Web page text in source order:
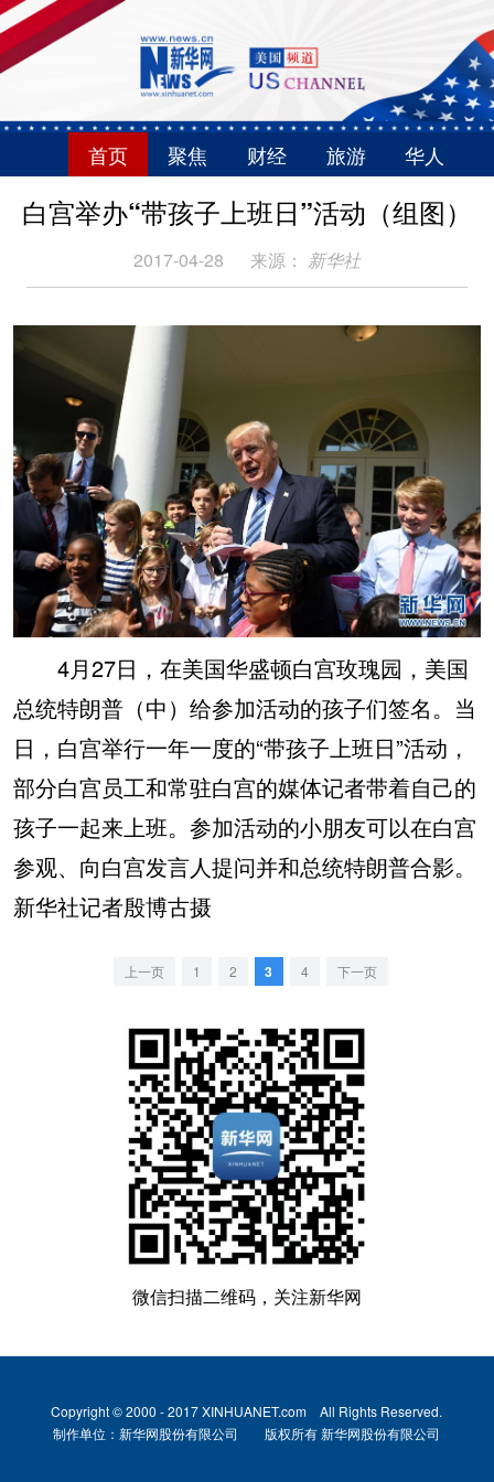
首页 聚焦 财经 旅游 华人
白宫举办“带孩子上班日”活动（组图）
2017-04-28 来源： 新华社
4月27日，在美国华盛顿白宫玫瑰园，美国
总统特朗普（中）给参加活动的孩子们签名。当
日，白宫举行一年一度的“带孩子上班日”活动，
部分白宫员工和常驻白宫的媒体记者带着自己的
孩子一起来上班。参加活动的小朋友可以在白宫
参观、向白宫发言人提问并和总统特朗普合影。
新华社记者殷博古摄
上一页 1 2 3 4 下一页
微信扫描二维码，关注新华网
Copyright © 2000 - 2017 XINHUANET.com All Rights Reserved.
制作单位：新华网股份有限公司 版权所有 新华网股份有限公司